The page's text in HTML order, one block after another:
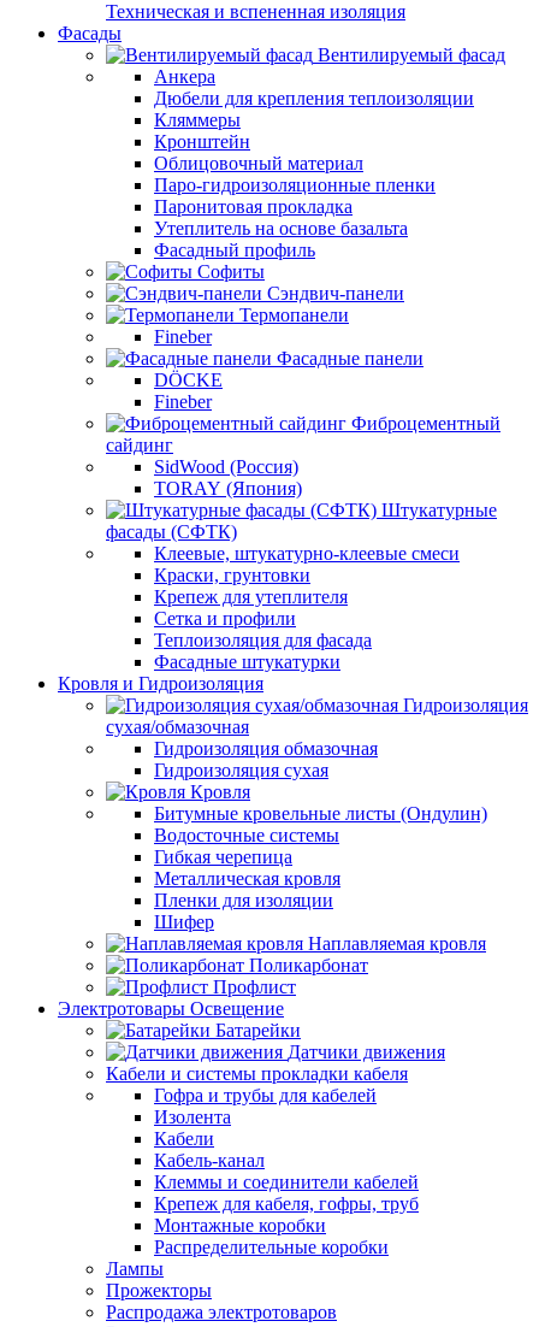
Техническая и вспененная изоляция
Фасады
Вентилируемый фасад
Анкера
Дюбели для крепления теплоизоляции
Кляммеры
Кронштейн
Облицовочный материал
Паро-гидроизоляционные пленки
Паронитовая прокладка
Утеплитель на основе базальта
Фасадный профиль
Софиты
Сэндвич-панели
Термопанели
Fineber
Фасадные панели
DÖCKE
Fineber
Фиброцементный
сайдинг
SidWood (Россия)
TORAY (Япония)
Штукатурные
фасады (СФТК)
Клеевые, штукатурно-клеевые смеси
Краски, грунтовки
Крепеж для утеплителя
Сетка и профили
Теплоизоляция для фасада
Фасадные штукатурки
Кровля и Гидроизоляция
Гидроизоляция
сухая/обмазочная
Гидроизоляция обмазочная
Гидроизоляция сухая
Кровля
Битумные кровельные листы (Ондулин)
Водосточные системы
Гибкая черепица
Металлическая кровля
Пленки для изоляции
Шифер
Наплавляемая кровля
Поликарбонат
Профлист
Электротовары Освещение
Батарейки
Датчики движения
Кабели и системы прокладки кабеля
Гофра и трубы для кабелей
Изолента
Кабели
Кабель-канал
Клеммы и соединители кабелей
Крепеж для кабеля, гофры, труб
Монтажные коробки
Распределительные коробки
Лампы
Прожекторы
Распродажа электротоваров